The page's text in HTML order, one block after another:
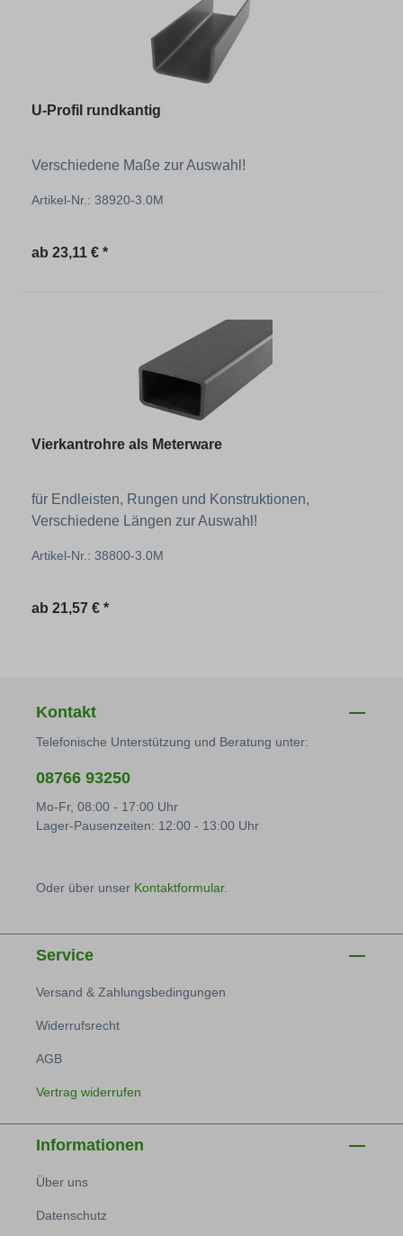
U-Profil rundkantig
Verschiedene Maße zur Auswahl!
Artikel-Nr.: 38920-3.0M
Regulärer Preis:
ab 23,11 € *
Vierkantrohre als Meterware
für Endleisten, Rungen und Konstruktionen,
Verschiedene Längen zur Auswahl!
Artikel-Nr.: 38800-3.0M
Regulärer Preis:
ab 21,57 € *
Kontakt
Telefonische Unterstützung und Beratung unter:
08766 93250
Mo-Fr, 08:00 - 17:00 Uhr
Lager-Pausenzeiten: 12:00 - 13:00 Uhr
Oder über unser Kontaktformular.
Service
Versand & Zahlungsbedingungen
Widerrufsrecht
AGB
Vertrag widerrufen
Informationen
Über uns
Datenschutz